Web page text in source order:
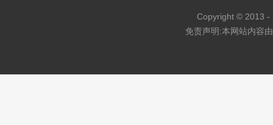
Copyright © 2013 -
免责声明:本网站内容